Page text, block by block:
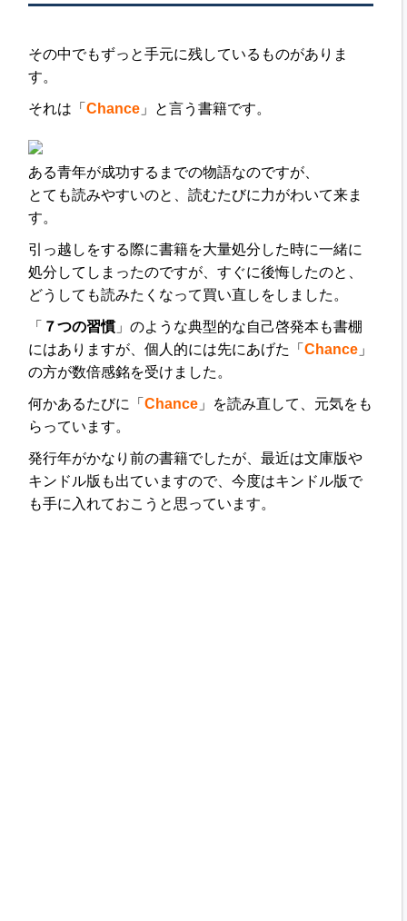
その中でもずっと手元に残しているものがありま
す。
それは「Chance 」と言う書籍です。
ある青年が成功するまでの物語なのですが、
とても読みやすいのと、読むたびに力がわいて来ま
す。
引っ越しをする際に書籍を大量処分した時に一緒に
処分してしまったのですが、すぐに後悔したのと、
どうしても読みたくなって買い直しをしました。
「 ７つの習慣」のような典型的な自己啓発本も書棚
にはありますが、個人的には先にあげた「Chance 」
の方が数倍感銘を受けました。
何かあるたびに「Chance 」を読み直して、元気をも
らっています。
発行年がかなり前の書籍でしたが、最近は文庫版や
キンドル版も出ていますので、今度はキンドル版で
も手に入れておこうと思っています。